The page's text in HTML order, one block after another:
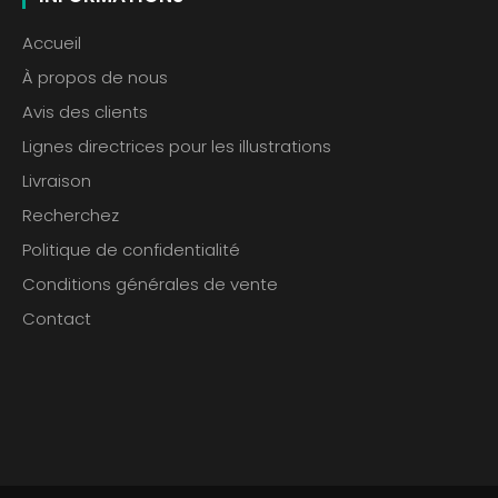
Accueil
À propos de nous
Avis des clients
Lignes directrices pour les illustrations
Livraison
Recherchez
Politique de confidentialité
Conditions générales de vente
Contact